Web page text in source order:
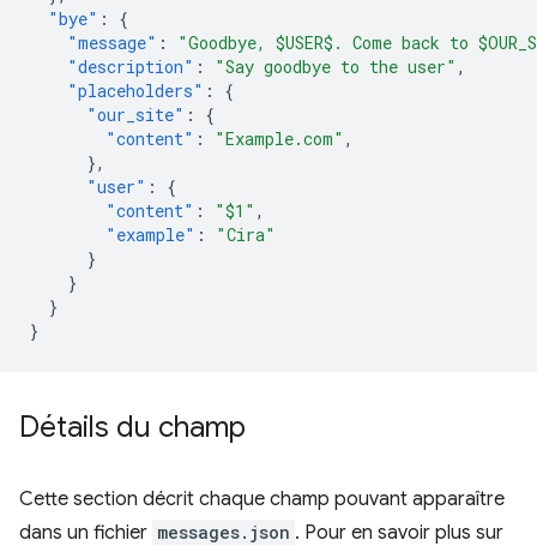
"bye" :
{
"message" :
"Goodbye, $USER$. Come back to
"description" : "Say goodbye to the user" ,
"placeholders" :
{
"our_site" :
{
"content" : "Example.com" ,
},
"user" :
{
"content" : "$1" ,
"example" :
"Cira"
}
}
}
}
Détails du champ
Cette section décrit chaque champ pouvant apparaître
dans un fichier messages.json . Pour en savoir plus sur